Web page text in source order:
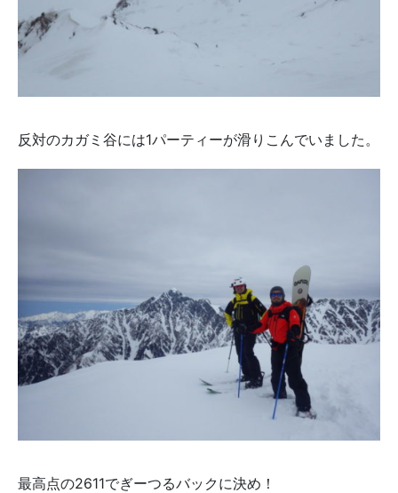
反対のカガミ谷には1パーティーが滑りこんでいました。
最高点の2611でぎーつるバックに決め！